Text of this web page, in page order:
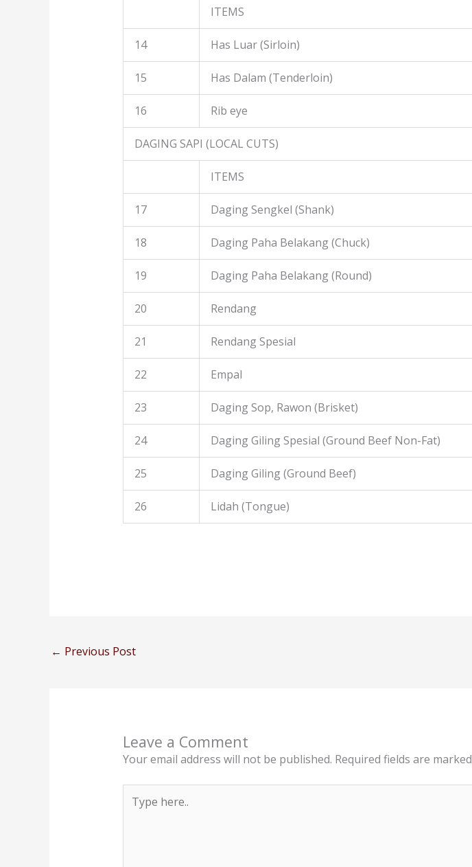
ITEMS
14 Has Luar (Sirloin)
15 Has Dalam (Tenderloin)
16 Rib eye
DAGING SAPI (LOCAL CUTS)
ITEMS
17 Daging Sengkel (Shank)
18 Daging Paha Belakang (Chuck)
19 Daging Paha Belakang (Round)
20 Rendang
21 Rendang Spesial
22 Empal
23 Daging Sop, Rawon (Brisket)
24 Daging Giling Spesial (Ground Beef Non-Fat)
25 Daging Giling (Ground Beef)
26 Lidah (Tongue)
← Previous Post
Leave a Comment
Your email address will not be published. Required fields are marked
here..